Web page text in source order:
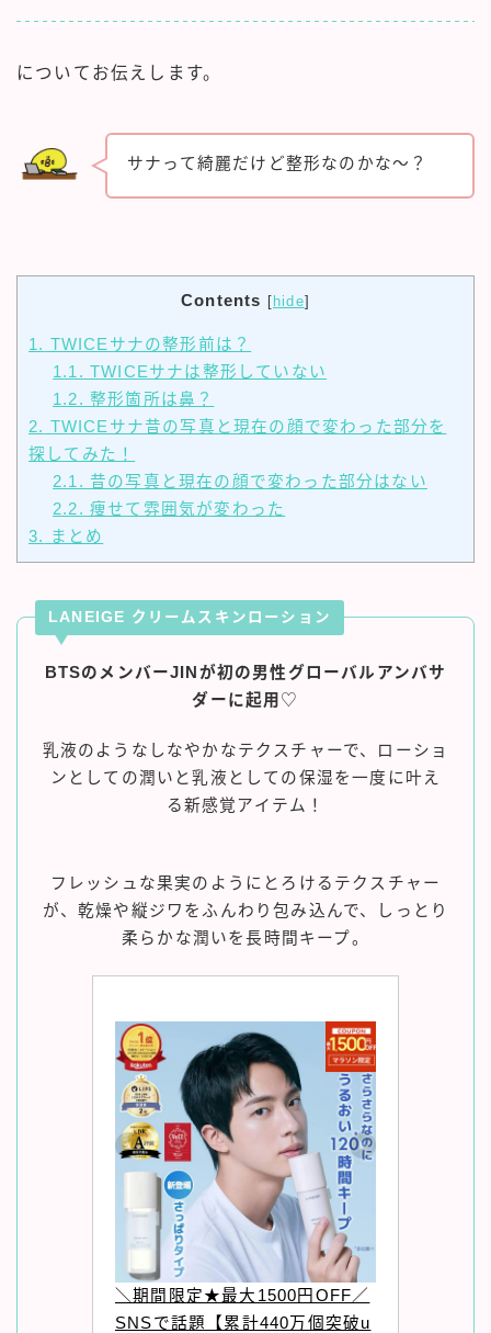
についてお伝えします。
サナって綺麗だけど整形なのかな～？
Contents [ hide]
1. TWICEサナの整形前は？
1.1. TWICEサナは整形していない
1.2. 整形箇所は鼻？
2. TWICEサナ昔の写真と現在の顔で変わった部分を
探してみた！
2.1. 昔の写真と現在の顔で変わった部分はない
2.2. 痩せて雰囲気が変わった
3.
まとめ
LANEIGE クリームスキンローション
BTSのメンバーJINが初の男性グローバルアンバサ
ダーに起用 ♡
乳液のようなしなやかなテクスチャーで、ローショ
ンとしての潤いと乳液としての保湿を一度に叶え
る新感覚アイテム！
フレッシュな果実のようにとろけるテクスチャー
が、乾燥や縦ジワをふんわり包み込んで、しっとり
柔らかな潤いを長時間キープ。
＼期間限定★最大1500円OFF／
SNSで話題【累計440万個突破u